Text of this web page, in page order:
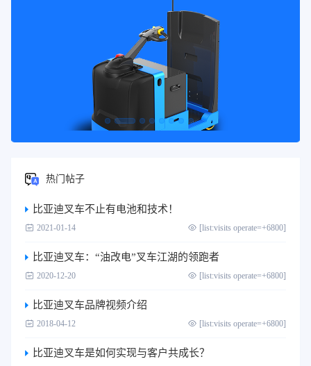
热门帖子
比亚迪叉车不止有电池和技术！
2021-01-14 [list:visits operate=+6800]
比亚迪叉车：“油改电”叉车江湖的领跑者
2020-12-20 [list:visits operate=+6800]
比亚迪叉车品牌视频介绍
2018-04-12 [list:visits operate=+6800]
比亚迪叉车是如何实现与客户共成长？